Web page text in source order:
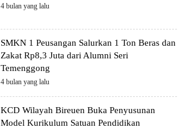
4 bulan yang lalu
SMKN 1 Peusangan Salurkan 1 Ton Beras dan
Zakat Rp8,3 Juta dari Alumni Seri
Temenggong
4 bulan yang lalu
KCD Wilayah Bireuen Buka Penyusunan
Model Kurikulum Satuan Pendidikan